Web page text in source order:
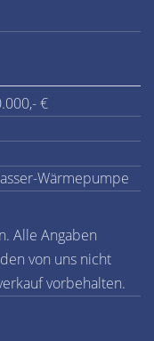
€
Wärmepumpe
Alle Angaben
von uns nicht
vorbehalten.